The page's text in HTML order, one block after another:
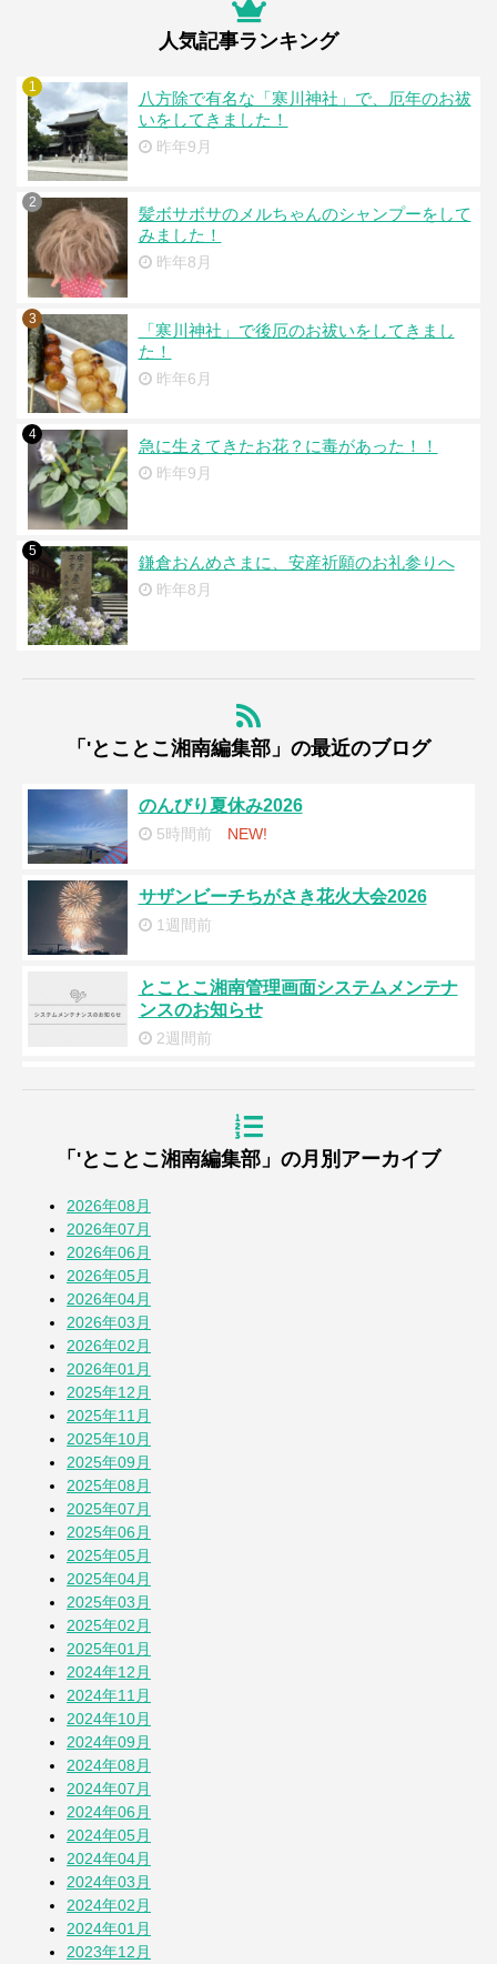
人気記事ランキング
1
八方除で有名な「寒川神社」で、厄年のお祓
いをしてきました！
昨年9月
2
髪ボサボサのメルちゃんのシャンプーをして
みました！
昨年8月
3
「寒川神社」で後厄のお祓いをしてきまし
た！
昨年6月
4
急に生えてきたお花？に毒があった！！
昨年9月
5
鎌倉おんめさまに、安産祈願のお礼参りへ
昨年8月
「'とことこ湘南編集部」の最近のブログ
のんびり夏休み2026
5時間前 NEW!
サザンビーチちがさき花火大会2026
1週間前
とことこ湘南管理画面システムメンテナ
ンスのお知らせ
2週間前
浜降祭2026
『道の駅湘南ちがさき』周年祭
【とことこblog】第108回全国高校野球選
手権 神奈川大会
七夕2026
蚕(かいこ)が繭になるまでの授業
そら豆
「'とことこ湘南編集部」の月別アーカイブ
2026年08月
2026年07月
2026年06月
2026年05月
2026年04月
2026年03月
2026年02月
2026年01月
2025年12月
2025年11月
2025年10月
2025年09月
2025年08月
2025年07月
2025年06月
2025年05月
2025年04月
2025年03月
2025年02月
2025年01月
2024年12月
2024年11月
2024年10月
2024年09月
2024年08月
2024年07月
2024年06月
2024年05月
2024年04月
2024年03月
2024年02月
2024年01月
2023年12月